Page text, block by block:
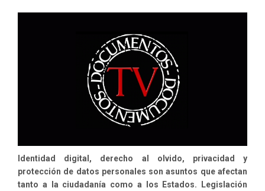
TV
PRIVACIDAD
INTERNET
“OJO
DATOS”
CON
LA
PARTICIPACIÓN
Identidad digital, derecho al olvido, privacidad y
protección de datos personales son asuntos que afectan
tanto a la ciudadanía como a los Estados. Legislación